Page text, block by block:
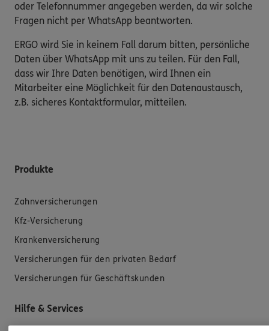
oder Telefonnummer angegeben werden, da wir solche
Fragen nicht per WhatsApp beantworten.
ERGO wird Sie in keinem Fall darum bitten, persönliche
Daten über WhatsApp mit uns zu teilen. Für den Fall,
dass wir Ihre Daten benötigen, wird Ihnen ein
Mitarbeiter eine Möglichkeit für den Datenaustausch,
z.B. sicheres Kontaktformular, mitteilen.
Produkte
Zahnversicherungen
Kfz-Versicherung
Krankenversicherung
Versicherungen für den privaten Bedarf
Versicherungen für Geschäftskunden
Hilfe & Services